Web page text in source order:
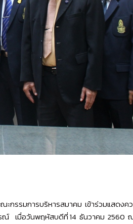
ะกรรมการบริหารสมาคม เข้าร่วมแสด
รณ์ เมื่อวันพฤหัสบดีที่ 14 ธันวาคม 2560